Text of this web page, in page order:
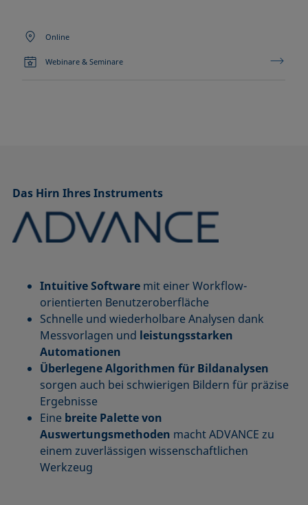
Online
Webinare & Seminare
Das Hirn Ihres Instruments
Intuitive Software mit einer Workflow-
orientierten Benutzeroberfläche
Schnelle und wiederholbare Analysen dank
Messvorlagen und leistungsstarken
Automationen
Überlegene Algorithmen für Bildanalysen
sorgen auch bei schwierigen Bildern für präzise
Ergebnisse
Eine breite Palette von
Auswertungsmethoden macht ADVANCE zu
einem zuverlässigen wissenschaftlichen
Werkzeug